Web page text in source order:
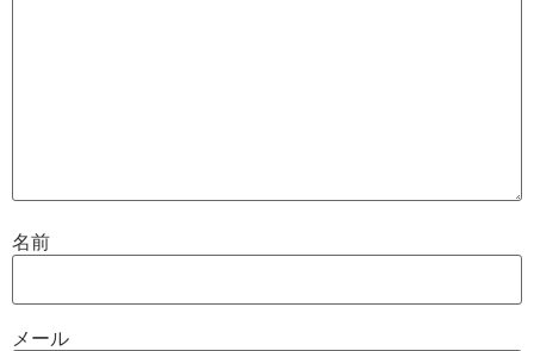
名前
メール